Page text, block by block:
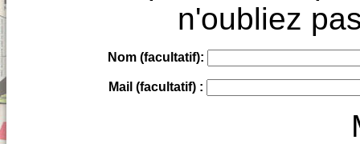
n'oubliez
Nom (facultatif):
Mail (facultatif) :